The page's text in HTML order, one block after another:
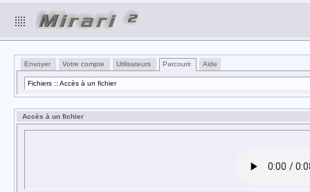
Envoyer Votre compte Utilisateurs Parcourir Aide
Fichiers :: Accès à un fichier
Accès à un fichier